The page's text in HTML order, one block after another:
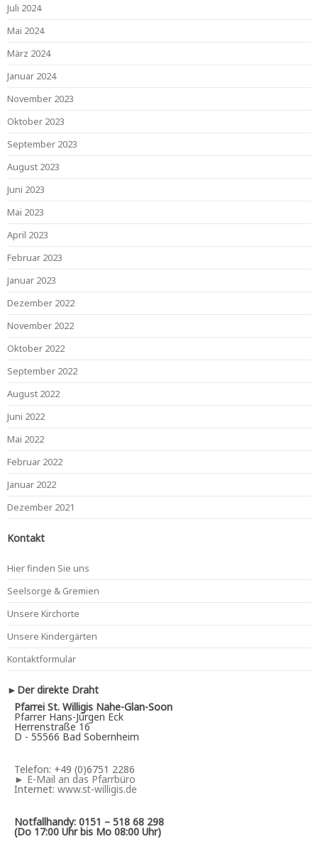
Juli 2024
Mai 2024
März 2024
Januar 2024
November 2023
Oktober 2023
September 2023
August 2023
Juni 2023
Mai 2023
April 2023
Februar 2023
Januar 2023
Dezember 2022
November 2022
Oktober 2022
September 2022
August 2022
Juni 2022
Mai 2022
Februar 2022
Januar 2022
Dezember 2021
Kontakt
Hier finden Sie uns
Seelsorge & Gremien
Unsere Kirchorte
Unsere Kindergärten
Kontaktformular
►Der direkte Draht
Pfarrei St. Willigis Nahe-Glan-Soon
Pfarrer Hans-Jürgen Eck
Herrenstraße 16
D - 55566 Bad Sobernheim
Telefon: +49 (0)6751 2286
► E-Mail an das Pfarrbüro
Internet: www.st-willigis.de
Notfallhandy: 0151 – 518 68 298
(Do 17:00 Uhr bis Mo 08:00 Uhr)